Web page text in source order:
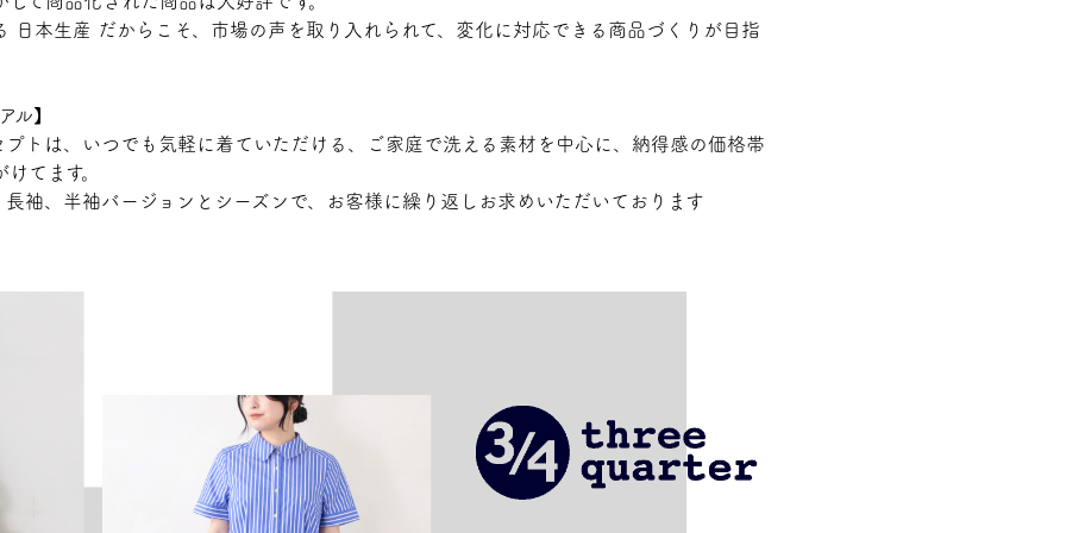
日本生産 だからこそ、市場の声を取り入れられて、変化に対応できる商品づくりが目指
ル】
トは、いつでも気軽に着ていただける、ご家庭で洗える素材を中心に、納得感の価格帯
てます。
長袖、半袖バージョンとシーズンで、お客様に繰り返しお求めいただいております